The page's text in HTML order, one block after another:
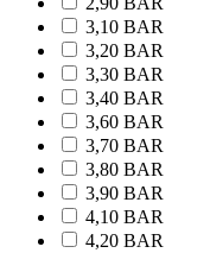
3,10 BAR
3,20 BAR
3,30 BAR
3,40 BAR
3,60 BAR
3,70 BAR
3,80 BAR
3,90 BAR
4,10 BAR
4,20 BAR